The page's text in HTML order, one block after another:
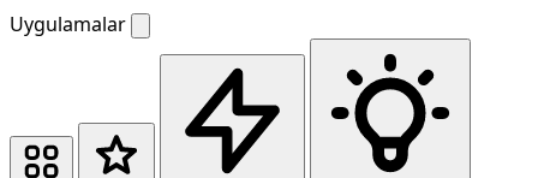
Uygulamalar